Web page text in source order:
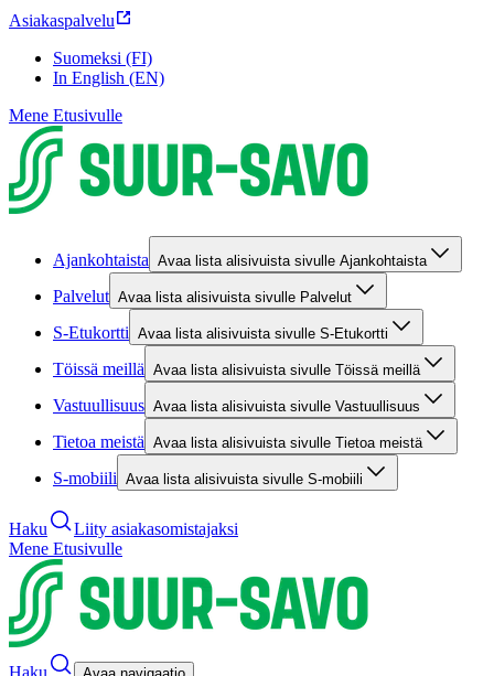
Asiakaspalvelu
Suomeksi (FI)
In English (EN)
Mene Etusivulle
Ajankohtaista Avaa lista alisivuista sivulle Ajankohtaista
Palvelut Avaa lista alisivuista sivulle Palvelut
S-Etukortti Avaa lista alisivuista sivulle S-Etukortti
Töissä meillä Avaa lista alisivuista sivulle Töissä meillä
Vastuullisuus Avaa lista alisivuista sivulle Vastuullisuus
Tietoa meistä Avaa lista alisivuista sivulle Tietoa meistä
S-mobiili Avaa lista alisivuista sivulle S-mobiili
Haku
Liity asiakasomistajaksi
Mene Etusivulle
Haku